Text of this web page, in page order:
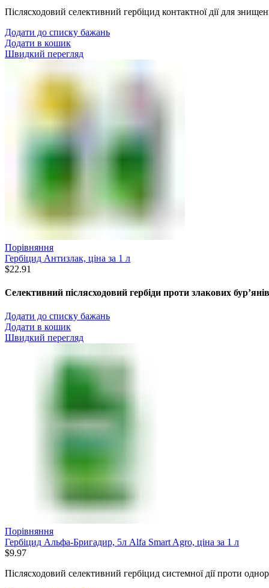
Післясходовий селективний гербіцид контактної дії для
Додати до списку бажань
Додати в кошик
Швидкий перегляд
Порівняння
Гербіцид Антизлак, ціна за 1 л
$22.91
Селективний післясходовий гербіди проти злакових
Додати до списку бажань
Додати в кошик
Швидкий перегляд
Порівняння
Гербіцид Альфа-Бригадир, 5л Alfa Smart Agro, ціна за 1 л
$9.97
Післясходовий селективний гербіцид системної дії проти